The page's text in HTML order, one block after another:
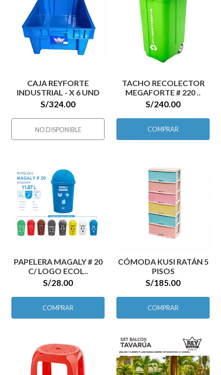
CAJA REYFORTE
INDUSTRIAL - X 6 UND
S/324.00
NO DISPONIBLE
TACHO RECOLECTOR
MEGAFORTE # 220 ..
S/240.00
COMPRAR
PAPELERA MAGALY # 20
C/ LOGO ECOL..
S/28.00
COMPRAR
CÓMODA KUSI RATÁN 5
PISOS
S/185.00
COMPRAR